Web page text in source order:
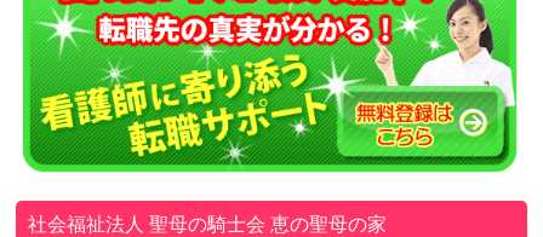
社会福祉法人 聖母の騎士会恵の聖母の家